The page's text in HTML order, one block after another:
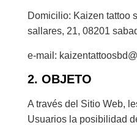
Domicilio: Kaizen tattoo
sallares, 21, 08201
e-mail:
2. OBJETO
A través del Sitio Web,
Usuarios la posibilidad